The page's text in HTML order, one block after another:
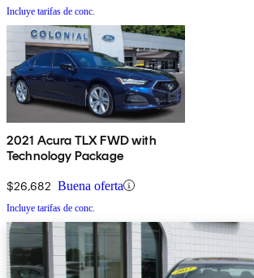
Incluye tarifas de conc.
2021 Acura TLX FWD with
Technology Package
$26,682 Buena oferta
Incluye tarifas de conc.